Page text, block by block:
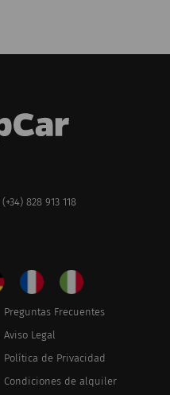
(+34) 828 913 118
Preguntas Frecuentes
Aviso Legal
Política de Privacidad
Condiciones de alquiler